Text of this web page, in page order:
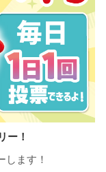
ー！
します！